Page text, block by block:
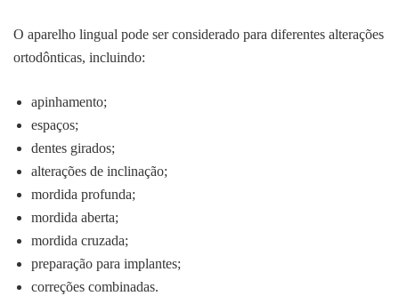
O aparelho lingual pode ser considerado para diferentes alterações
ortodônticas, incluindo:
apinhamento;
espaços;
dentes girados;
alterações de inclinação;
mordida profunda;
mordida aberta;
mordida cruzada;
preparação para implantes;
correções combinadas.